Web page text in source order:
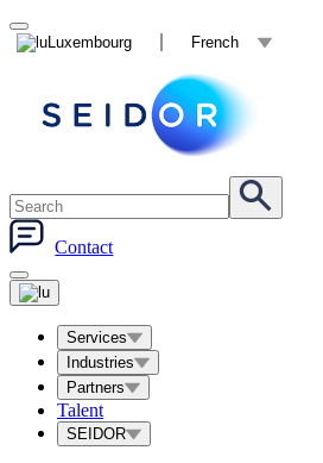
Luxembourg French
Contact
Services
Industries
Partners
Talent
SEIDOR